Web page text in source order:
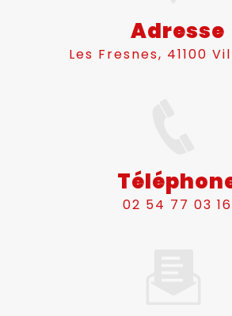
Adresse
Les Fresnes, 41100
02 54 77 03 16